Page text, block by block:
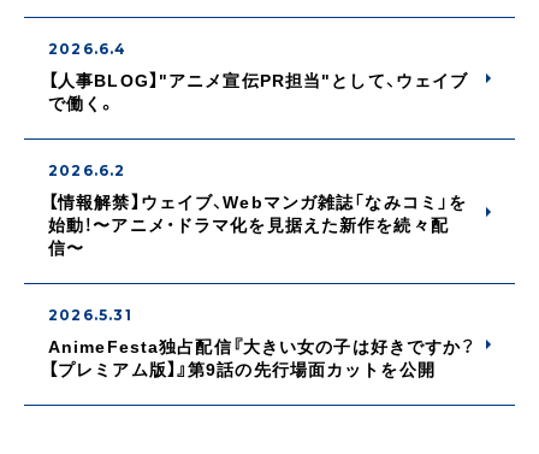
2026.6.4
【人事BLOG】"アニメ宣伝PR担当"として、ウェイブ
で働く。
2026.6.2
【情報解禁】ウェイブ、Webマンガ雑誌「なみコミ」を
始動！〜アニメ・ドラマ化を見据えた新作を続々配
信〜
2026.5.31
AnimeFesta独占配信『大きい女の子は好きですか？
【プレミアム版】』第9話の先行場面カットを公開